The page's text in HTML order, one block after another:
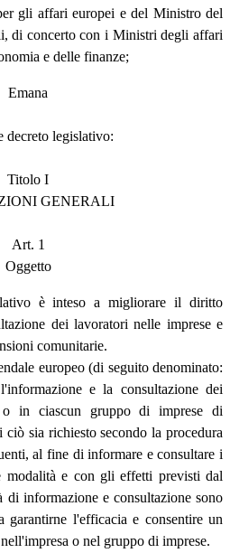
gli affari europei e del Ministro del
di concerto con i Ministri degli affari
e delle finanze;
Emana
decreto legislativo:
Titolo I
GENERALI
Art. 1
Oggetto
è inteso a migliorare il diritto
dei lavoratori nelle imprese e
comunitarie.
europeo (di seguito denominato:
e la consultazione dei
in ciascun gruppo di imprese di
sia richiesto secondo la procedura
al fine di informare e consultare i
e con gli effetti previsti dal
di informazione e consultazione sono
garantirne l'efficacia e consentire un
o nel gruppo di imprese.